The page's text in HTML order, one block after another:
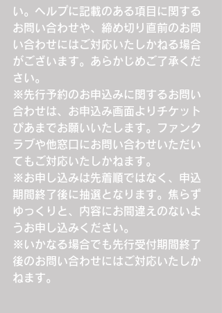
い。ヘルプに記載のある項目に関する
お問い合わせや、締め切り直前のお問
い合わせにはご対応いたしかねる場合
がございます。あらかじめご了承くだ
さい。
※先行予約のお申込みに関するお問い
合わせは、お申込み画面よりチケット
ぴあまでお願いいたします。ファンク
ラブや他窓口にお問い合わせいただい
てもご対応いたしかねます。
※お申し込みは先着順ではなく、申込
期間終了後に抽選となります。焦らず
ゆっくりと、内容にお間違えのないよ
うお申し込みください。
※いかなる場合でも先行受付期間終了
後のお問い合わせにはご対応いたしか
ねます。